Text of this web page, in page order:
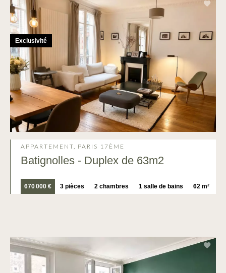
APPARTEMENT, PARIS 17ÈME
Batignolles - Duplex de 63m2
670 000 € 3 pièces 2 chambres 1 salle de bains 62 m²
Exclusivité